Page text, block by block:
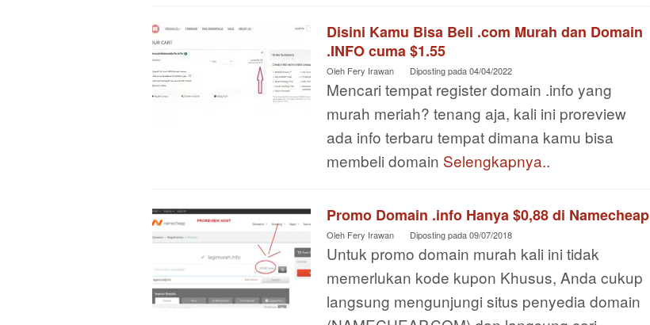
Disini Kamu Bisa Beli .com Murah dan Domain
.INFO cuma $1.55
Oleh Fery Irawan Diposting pada04/04/2022
Mencari tempat register domain .info yang
murah meriah? tenang aja, kali ini proreview
ada info terbaru tempat dimana kamu bisa
membeli domain Selengkapnya..
Promo Domain .info Hanya $0,88 di Namecheap
Oleh Fery Irawan Diposting pada09/07/2018
Untuk promo domain murah kali ini tidak
memerlukan kode kupon Khusus, Anda cukup
langsung mengunjungi situs penyedia domain